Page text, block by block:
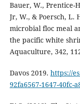
Bauer, W., Prentice-
Jr, W., & Poersch, L.
microbial floc meal
the pacific white
Aquaculture, 342,
Davos 2019. https://
92fa6567-1647-40fc-